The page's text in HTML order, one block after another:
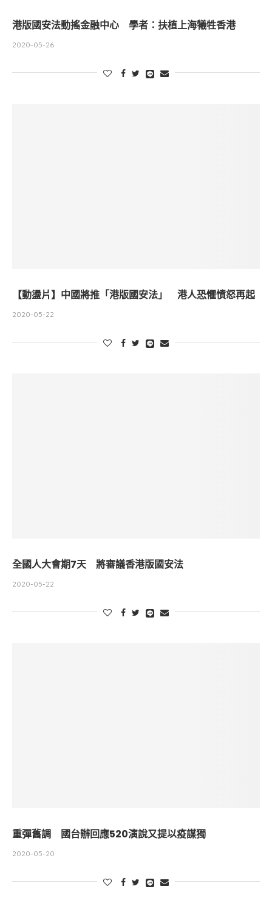
港版國安法動搖金融中心 學者：扶植上海犧牲香港
2020-05-26
【動盪片】中國將推「港版國安法」 港人恐懼憤怒再起
2020-05-22
全國人大會期7天 將審議香港版國安法
2020-05-22
重彈舊調 國台辦回應520演說又提以疫謀獨
2020-05-20